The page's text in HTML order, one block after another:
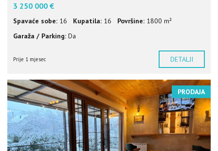
3 250 000 €
Spavaće sobe: 16 Kupatila: 16 Površine: 1800 m²
Garaža / Parking: Da
Prije 1 mjesec DETALJI
PRODAJA